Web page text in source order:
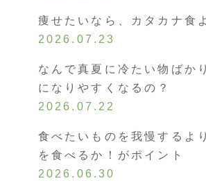
痩せたいなら、カタカナ食
2026.07.23
なんで真夏に冷たい物ばか
になりやすくなるの？
2026.07.22
食べたいものを我慢するよ
を食べるか！がポイント
2026.06.30